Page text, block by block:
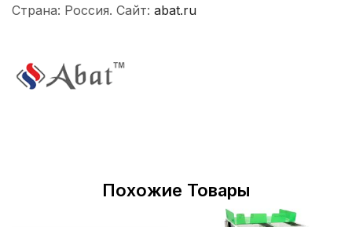
Страна: Россия. Сайт: abat.ru
Похожие Товары